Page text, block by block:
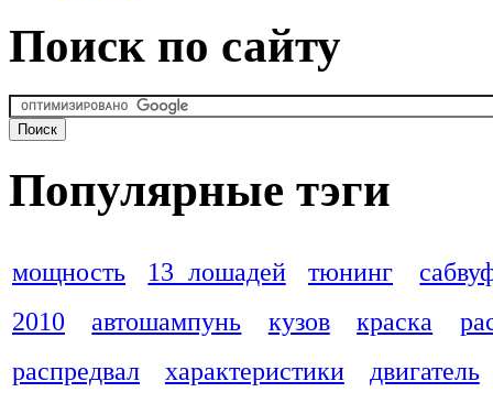
Поиск по сайту
Популярные тэги
мощность 13 лошадей тюнинг
2010
автошампунь кузов краска
распредвал
характеристики
двигатель